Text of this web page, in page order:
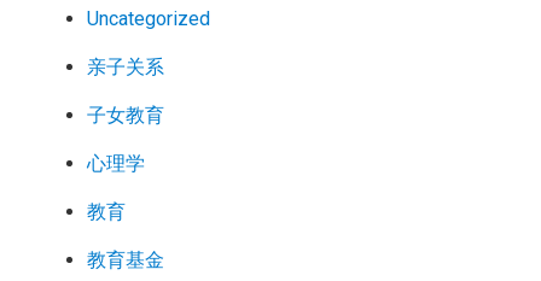
Uncategorized
亲子关系
子女教育
心理学
教育
教育基金